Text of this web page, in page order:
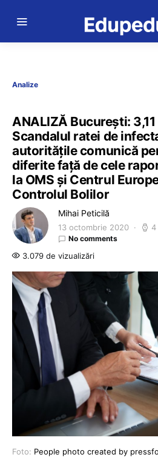
Analize
ANALIZĂ București:
Scandalul ratei de
autoritățile comunică
diferite față de cele
la OMS și Centrul
Controlul Bolilor
Mihai Peticilă
13 octombrie 2020
No comments
3.079 de vizualizări
Foto: People photo created by